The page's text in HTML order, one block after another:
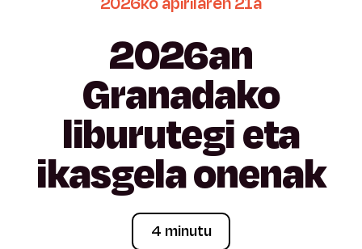
2026an
Granadako
liburutegieta
ikasgelaonenak
4 minutu